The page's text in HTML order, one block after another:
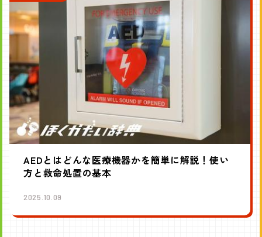
AEDとはどんな医療機器かを簡単に解説！使い
方と救命処置の基本
2025.10.09